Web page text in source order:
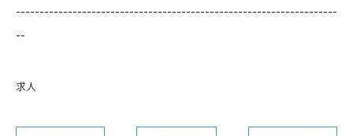
--------------------------------------------------------------------
--
求人